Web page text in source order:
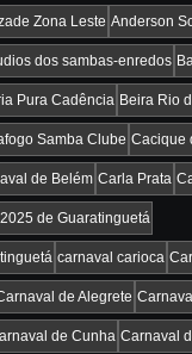
Zona Leste Anderson
dos sambas-enredos
Pura Cadência Beira Rio
Samba Clube Cacique
de Belém Carla Prata
de Guaratinguetá
carnaval carioca
de Alegrete
de Cunha Carnaval